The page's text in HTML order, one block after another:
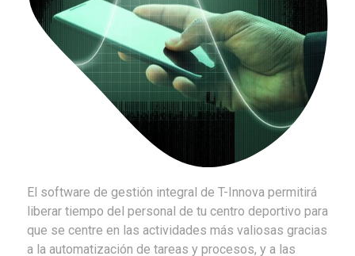
El software de gestión integral de T-Innova permitirá
liberar tiempo del personal de tu centro deportivo para
que se centre en las actividades más valiosas gracias
a la automatización de tareas y procesos, y a las